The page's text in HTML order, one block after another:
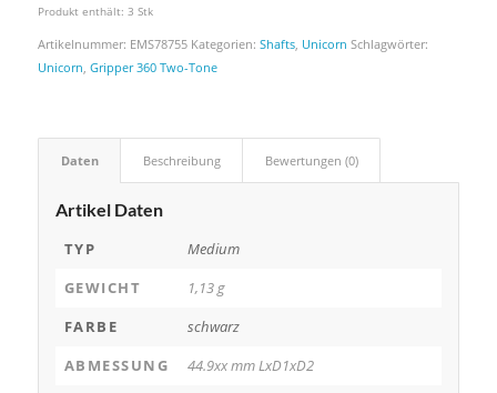
Produkt enthält: 3 Stk
Artikelnummer: EMS78755 Kategorien: Shafts, Unicorn Schlagwörter:
Unicorn, Gripper 360 Two-Tone
Daten Beschreibung Bewertungen (0)
Artikel Daten
TYP
Medium
GEWICHT
1,13 g
FARBE
schwarz
ABMESSUNG
44.9xx mm LxD1xD2